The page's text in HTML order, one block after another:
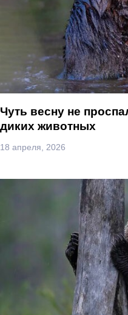
Чуть весну не
диких животных
18 апреля, 2026